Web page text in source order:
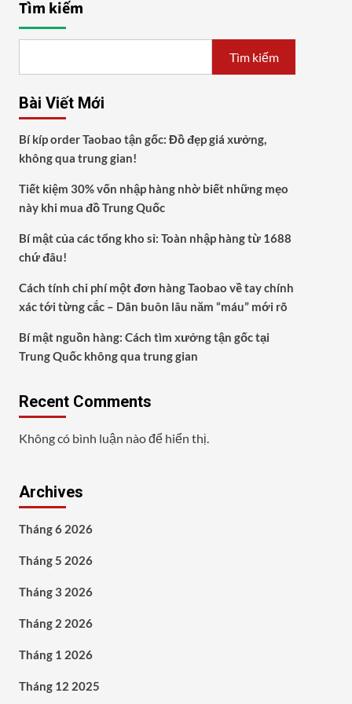
Tìm kiếm
Tìm kiếm
Bài Viết Mới
Bí kíp order Taobao tận gốc: Đồ đẹp giá xưởng,
không qua trung gian!
Tiết kiệm 30% vốn nhập hàng nhờ biết những mẹo
này khi mua đồ Trung Quốc
Bí mật của các tổng kho sỉ: Toàn nhập hàng từ 1688
chứ đâu!
Cách tính chi phí một đơn hàng Taobao về tay chính
xác tới từng cắc – Dân buôn lâu năm “máu” mới rõ
Bí mật nguồn hàng: Cách tìm xưởng tận gốc tại
Trung Quốc không qua trung gian
Recent Comments
Không có bình luận nào để hiển thị.
Archives
Tháng 6 2026
Tháng 5 2026
Tháng 3 2026
Tháng 2 2026
Tháng 1 2026
Tháng 12 2025